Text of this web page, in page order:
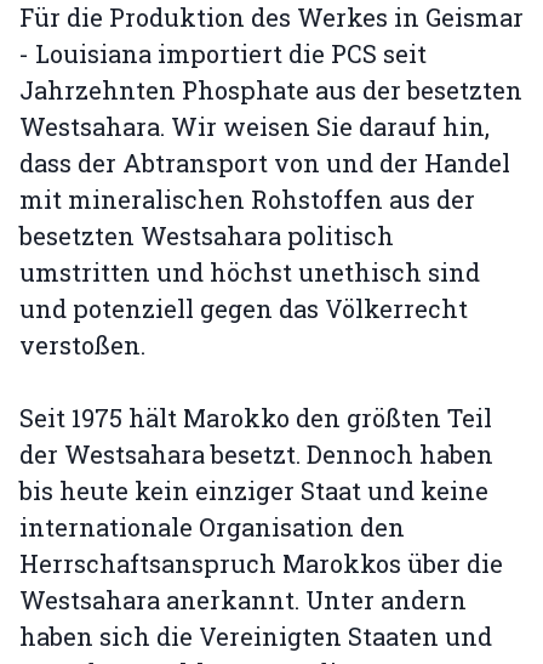
Für die Produktion des Werkes in Geismar
- Louisiana importiert die PCS seit
Jahrzehnten Phosphate aus der besetzten
Westsahara. Wir weisen Sie darauf hin,
dass der Abtransport von und der Handel
mit mineralischen Rohstoffen aus der
besetzten Westsahara politisch
umstritten und höchst unethisch sind
und potenziell gegen das Völkerrecht
verstoßen.
Seit 1975 hält Marokko den größten Teil
der Westsahara besetzt. Dennoch haben
bis heute kein einziger Staat und keine
internationale Organisation den
Herrschaftsanspruch Marokkos über die
Westsahara anerkannt. Unter andern
haben sich die Vereinigten Staaten und